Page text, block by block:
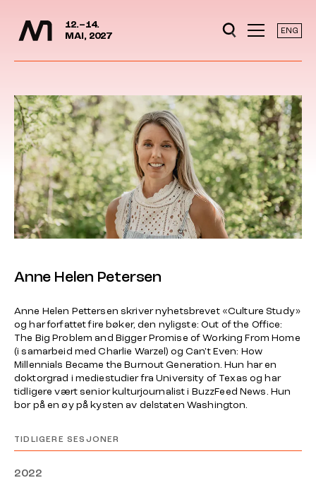
Hopp til hovedinnhold
12.–14.
MAI, 2027
ENG
Anne Helen Petersen
Anne Helen Pettersen skriver nyhetsbrevet «Culture Study»
og har forfattet fire bøker, den nyligste:Out of the Office:
The Big Problem and Bigger Promise of Working From Home
(i samarbeid med Charlie Warzel) ogCan't Even: How
Millennials Became the Burnout Generation. Hun har en
doktorgrad i mediestudier fra University of Texas og har
tidligere vært senior kulturjournalist i BuzzFeed News. Hun
bor på en øy på kysten av delstaten Washington.
TIDLIGERE SESJONER
2022